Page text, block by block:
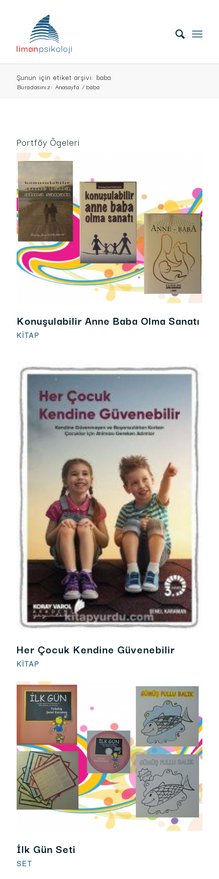
Şunun için etiket arşivi: baba
Buradasınız: Anasayfa / baba
Portföy Ögeleri
Konuşulabilir Anne Baba Olma Sanatı
KITAP
Her Çocuk Kendine Güvenebilir
KITAP
İlk Gün Seti
SET